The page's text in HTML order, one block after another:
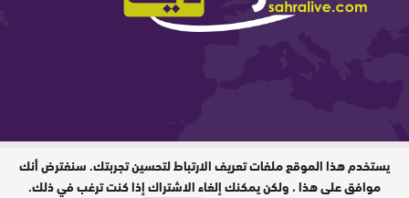
المدير المسؤول : ابيبك المحفوظ / جميع
الحقوق محفوظة © 2026
يستخدم هذا الموقع ملفات تعريف الارتباط لتحسين تجربتك. سنفترض أنك
موافق على هذا ، ولكن يمكنك إلغاء الاشتراك إذا كنت ترغب في ذلك.